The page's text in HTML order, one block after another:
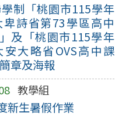
制「桃園市115學年
詩省第73學區高中
及「桃園市115學年
安大略省OVS高中課
章及海報
教學組
新生暑假作業